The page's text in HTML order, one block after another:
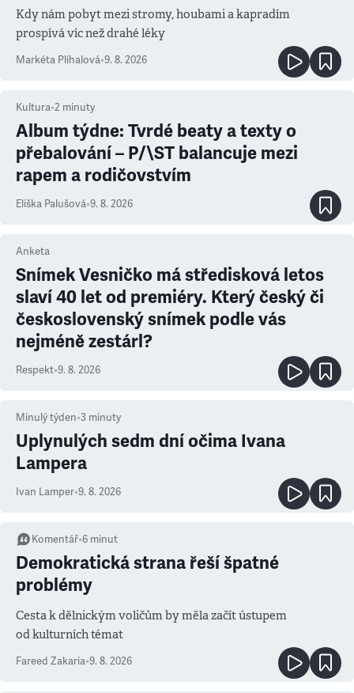
Kdy nám pobyt mezi stromy, houbami a kapradím
prospívá víc než drahé léky
Markéta Plíhalová•9. 8. 2026
Kultura•2 minuty
Album týdne: Tvrdé beaty a texty o
přebalování – P/\ST balancuje mezi
rapem a rodičovstvím
Eliška Palušová•9. 8. 2026
Anketa
Snímek Vesničko má středisková letos
slaví 40 let od premiéry. Který český či
československý snímek podle vás
nejméně zestárl?
Respekt•9. 8. 2026
Minulý týden•3 minuty
Uplynulých sedm dní očima Ivana
Lampera
Ivan Lamper•9. 8. 2026
Komentář•6 minut
Demokratická strana řeší špatné
problémy
Cesta k dělnickým voličům by měla začít ústupem
od kulturních témat
Fareed Zakaria•9. 8. 2026